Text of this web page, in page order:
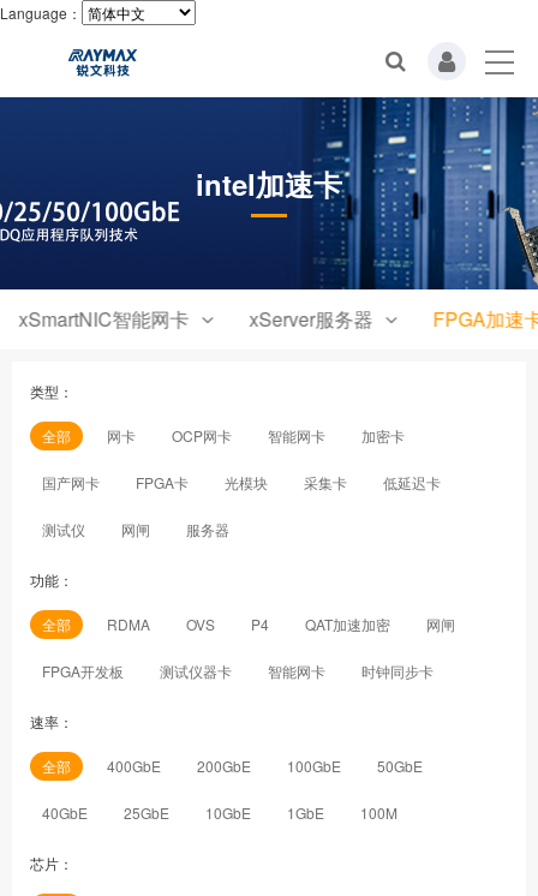
Language：
intel加速卡
xSmartNIC智能网卡 xServer服务器 FPGA加速
类型：
全部 网卡 OCP网卡 智能网卡 加密卡
国产网卡 FPGA卡 光模块 采集卡 低延迟卡
测试仪 网闸 服务器
功能：
全部 RDMA OVS P4 QAT加速加密 网闸
FPGA开发板 测试仪器卡 智能网卡 时钟同步卡
速率：
全部 400GbE 200GbE 100GbE 50GbE
40GbE 25GbE 10GbE 1GbE 100M
芯片：